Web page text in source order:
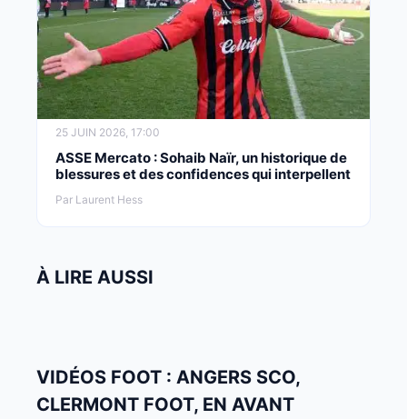
25 JUIN 2026, 17:00
ASSE Mercato : Sohaib Naïr, un historique de
blessures et des confidences qui interpellent
Par Laurent Hess
À LIRE AUSSI
VIDÉOS FOOT : ANGERS SCO,
CLERMONT FOOT, EN AVANT